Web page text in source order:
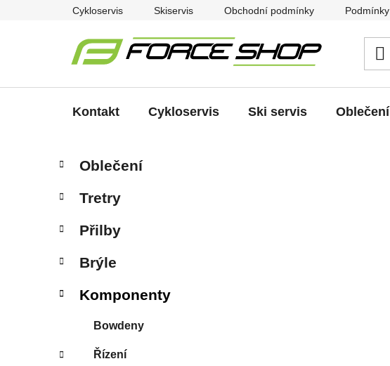
Cykloservis Skiservis Obchodní podmínky
Kontakt Cykloservis Ski servis Oblečení
P
s
r
n
n
í
n
kategorie
a
e
o
i
Oblečení
Tretry
Přilby
Brýle
Komponenty
Bowdeny
Řízení